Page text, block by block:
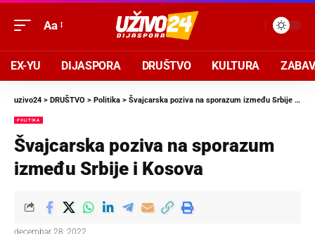
Aa
EX-YU DIJASPORA DRUŠTVO KULTURA
uzivo24 > DRUŠTVO > Politika > Švajcarska poziva na sporazum između Srbije i Kosova
POLITIKA
Švajcarska poziva na sporazum
između Srbije i Kosova
decembar 28, 2022